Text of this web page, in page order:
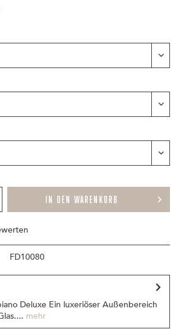
IN DEN WARENKORB
FD10080
Deluxe Ein luxeriöser Außenbereich
mehr